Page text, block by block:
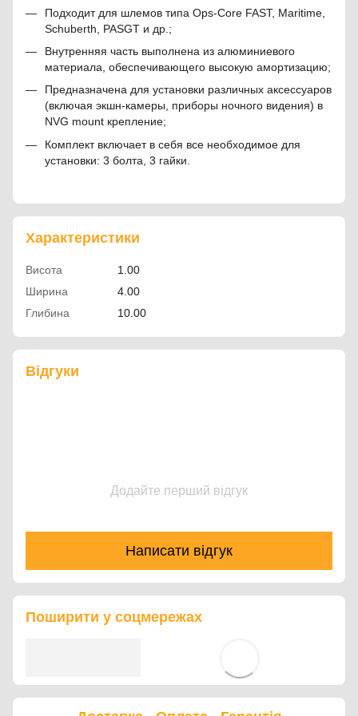
Подходит для шлемов типа Ops-Core FAST, Maritime,
Schuberth, PASGT и др.;
Внутренняя часть выполнена из алюминиевого
материала, обеспечивающего высокую амортизацию;
Предназначена для установки различных аксессуаров
(включая экшн-камеры, приборы ночного видения) в
NVG mount крепление;
Комплект включает в себя все необходимое для
установки: 3 болта, 3 гайки.
Характеристики
Висота
1.00
Ширина
4.00
Глибина
10.00
Відгуки
Додайте перший відгук
Написати відгук
Поширити у соцмережах